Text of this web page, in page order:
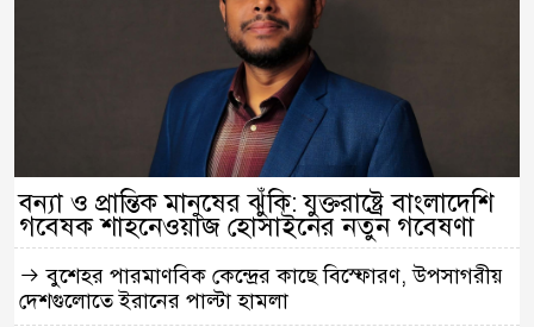
বন্যা ও প্রান্তিক মানুষের ঝুঁকি: যুক্তরাষ্ট্রে বাংলাদেশি
গবেষক শাহনেওয়াজ হোসাইনের নতুন গবেষণা
বুশেহর পারমাণবিক কেন্দ্রের কাছে বিস্ফোরণ, উপসাগরীয়
দেশগুলোতে ইরানের পাল্টা হামলা